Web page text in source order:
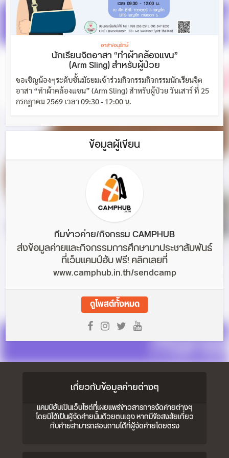
อาสา/อนุรักษ์
นักเรียนจิตอาสา “ทำผ้าคล้องแขน”
(Arm Sling) สำหรับผู้ป่วย
ขอเชิญน้องๆระดับชั้นมัธยมเข้าร่วมกิจกรรมกิจกรรมนักเรียนจิต
อาสา “ทำผ้าคล้องแขน” (Arm Sling) สำหรับผู้ป่วย วันเสาร์ ที่ 25
กรกฎาคม 2569 เวลา 09:30 - 12:00 น.
ข้อมูลผู้เขียน
ทีมข่าวค่าย/กิจกรรม CAMPHUB
ส่งข้อมูลค่ายและกิจกรรมการศึกษามาประชาสัมพันธ์
ที่เว็บแคมป์ฮับ ฟรี! คลิกเลยที่
www.camphub.in.th/sendcamp
ดูโพสต์ทั้งหมด
เกี่ยวกับข้อมูลค่ายต่างๆ
แคมป์ฮับเป็นเว็บไซต์ที่เผยแพร่ข่าวสารการจัดค่ายต่างๆ
โดยมิได้เป็นผู้จัดค่ายนั้นด้วยตนเอง หากมีข้อสงสัยเกี่ยว
กับค่ายสามารถสอบถามได้ที่ผู้จัดค่ายโดยตรง